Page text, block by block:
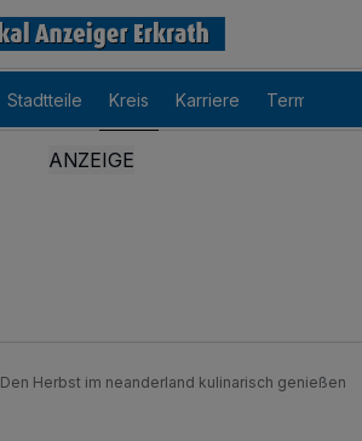
Stadtteile Kreis Karriere Termine
Den Herbst im neanderland kulinarisch genießen